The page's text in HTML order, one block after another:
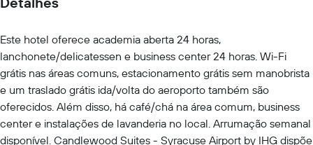
Este hotel oferece academia aberta 24 horas,
lanchonete/delicatessen e business center 24 horas. Wi-Fi
grátis nas áreas comuns, estacionamento grátis sem manobrista
e um traslado grátis ida/volta do aeroporto também são
oferecidos. Além disso, há café/chá na área comum, business
center e instalações de lavanderia no local. Arrumação semanal
disponível. Candlewood Suites - Syracuse Airport by IHG dispõe